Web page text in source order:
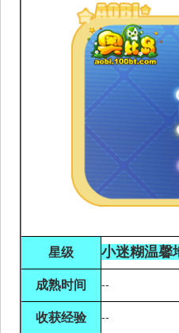
星级 小迷糊温馨
成熟时间 --
收获经验 --